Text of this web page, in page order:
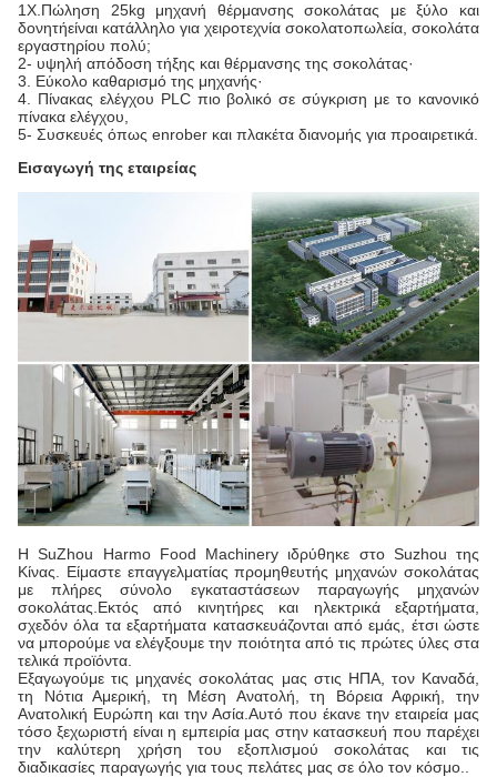
1Χ.Πώληση 25kg μηχανή θέρμανσης σοκολάτας με ξύλο και
δονητήείναι κατάλληλο για χειροτεχνία σοκολατοπωλεία, σοκολάτα
εργαστηρίου πολύ;
2- υψηλή απόδοση τήξης και θέρμανσης της σοκολάτας·
3. Εύκολο καθαρισμό της μηχανής·
4. Πίνακας ελέγχου PLC πιο βολικό σε σύγκριση με το κανονικό
πίνακα ελέγχου,
5- Συσκευές όπως enrober και πλακέτα διανομής για προαιρετικά.
Εισαγωγή της εταιρείας
Η SuZhou Harmo Food Machinery ιδρύθηκε στο Suzhou της
Κίνας. Είμαστε επαγγελματίας προμηθευτής μηχανών σοκολάτας
με πλήρες σύνολο εγκαταστάσεων παραγωγής μηχανών
σοκολάτας.Εκτός από κινητήρες και ηλεκτρικά εξαρτήματα,
σχεδόν όλα τα εξαρτήματα κατασκευάζονται από εμάς, έτσι ώστε
να μπορούμε να ελέγξουμε την ποιότητα από τις πρώτες ύλες στα
τελικά προϊόντα.
Εξαγωγούμε τις μηχανές σοκολάτας μας στις ΗΠΑ, τον Καναδά,
τη Νότια Αμερική, τη Μέση Ανατολή, τη Βόρεια Αφρική, την
Ανατολική Ευρώπη και την Ασία.Αυτό που έκανε την εταιρεία μας
τόσο ξεχωριστή είναι η εμπειρία μας στην κατασκευή που παρέχει
την καλύτερη χρήση του εξοπλισμού σοκολάτας και τις
διαδικασίες παραγωγής για τους πελάτες μας σε όλο τον κόσμο..